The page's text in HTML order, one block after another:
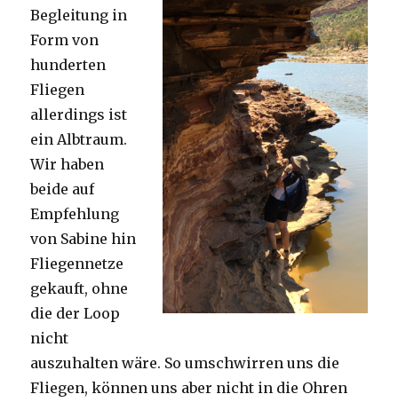
Begleitung in
Form von
hunderten
Fliegen
allerdings ist
ein Albtraum.
Wir haben
beide auf
Empfehlung
von Sabine hin
Fliegennetze
gekauft, ohne
die der Loop
nicht
auszuhalten wäre. So umschwirren uns die
Fliegen, können uns aber nicht in die Ohren